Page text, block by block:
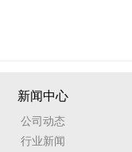
新闻中心
公司动态
行业新闻